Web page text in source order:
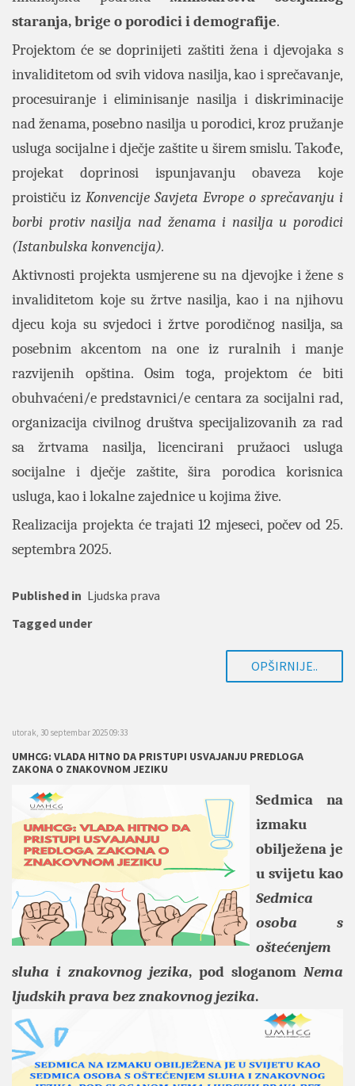
staranja, brige o porodici i demografije.
Projektom će se doprinijeti zaštiti žena i djevojaka s
invaliditetom od svih vidova nasilja, kao i sprečavanje,
procesuiranje i eliminisanje nasilja i diskriminacije
nad ženama, posebno nasilja u porodici, kroz pružanje
usluga socijalne i dječje zaštite u širem smislu. Takođe,
projekat doprinosi ispunjavanju obaveza koje
proističu iz Konvencije Savjeta Evrope o sprečavanju i
borbi protiv nasilja nad ženama i nasilja u porodici
(Istanbulska konvencija).
Aktivnosti projekta usmjerene su na djevojke i žene s
invaliditetom koje su žrtve nasilja, kao i na njihovu
djecu koja su svjedoci i žrtve porodičnog nasilja, sa
posebnim akcentom na one iz ruralnih i manje
razvijenih opština. Osim toga, projektom će biti
obuhvaćeni/e predstavnici/e centara za socijalni rad,
organizacija civilnog društva specijalizovanih za rad
sa žrtvama nasilja, licencirani pružaoci usluga
socijalne i dječje zaštite, šira porodica korisnica
usluga, kao i lokalne zajednice u kojima žive.
Realizacija projekta će trajati 12 mjeseci, počev od 25.
septembra 2025.
Published in Ljudska prava
Tagged under
OPŠIRNIJE..
utorak, 30 septembar 2025 09:33
UMHCG: VLADA HITNO DA PRISTUPI USVAJANJU PREDLOGA
ZAKONA O ZNAKOVNOM JEZIKU
Sedmica na
izmaku
obilježena je
u svijetu kao
Sedmica
osoba s
oštećenjem
sluha i znakovnog jezika, pod sloganom Nema
ljudskih prava bez znakovnog jezika.